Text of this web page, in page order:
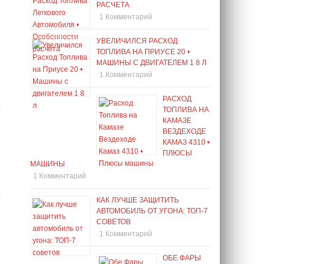
РАСЧЕТА
1 Комментарий
УВЕЛИЧИЛСЯ РАСХОД
ТОПЛИВА НА ПРИУСЕ 20 •
МАШИНЫ С ДВИГАТЕЛЕМ 1 8 Л
1 Комментарий
РАСХОД
ТОПЛИВА НА
КАМАЗЕ
ВЕЗДЕХОДЕ
КАМАЗ 4310 •
ПЛЮСЫ
МАШИНЫ
1 Комментарий
КАК ЛУЧШЕ ЗАЩИТИТЬ
АВТОМОБИЛЬ ОТ УГОНА: ТОП-7
СОВЕТОВ
1 Комментарий
ОБЕ ФАРЫ